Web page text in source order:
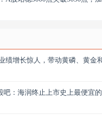
绩增长惊人，带动黄磷、黄金
吧：海润终止上市史上最便宜